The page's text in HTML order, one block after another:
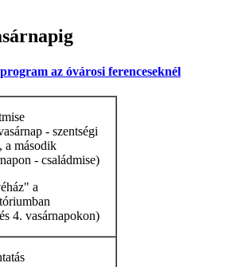
az óvárosi ferenceseknél
- szentségi
a második
- családmise)
a
4. vasárnapokon)